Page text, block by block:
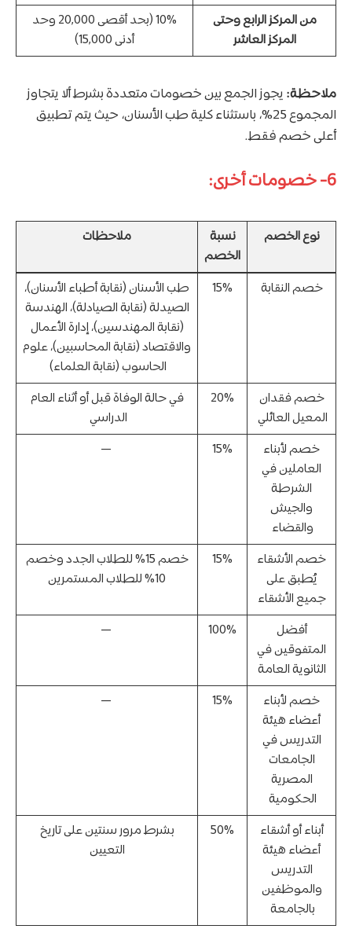
من المركز الرابع وحتى
المركز العاشر
10% (بحد أقصى 20,000 وحد
أدنى 15,000)
ملاحظة: يجوز الجمع بين خصومات متعددة بشرط ألا يتجاوز
المجموع 25%، باستثناء كلية طب الأسنان، حيث يتم تطبيق
أعلى خصم فقط.
6- خصومات أخرى:
نوع الخصم
نسبة
الخصم
ملاحظات
خصم النقابة 15%
طب الأسنان (نقابة أطباء الأسنان)،
الصيدلة (نقابة الصيادلة)، الهندسة
(نقابة المهندسين)، إدارة الأعمال
والاقتصاد (نقابة المحاسبين)، علوم
الحاسوب (نقابة العلماء)
خصم فقدان
المعيل العائلي
20%
في حالة الوفاة قبل أو أثناء العام
الدراسي
خصم لأبناء
العاملين في
الشرطة
والجيش
والقضاء
15%
—
خصم الأشقاء
يُطبق على
جميع الأشقاء
15%
خصم 15% للطلاب الجدد وخصم
10% للطلاب المستمرين
أفضل
المتفوقين في
الثانوية العامة
100%
—
خصم لأبناء
أعضاء هيئة
التدريس في
الجامعات
المصرية
الحكومية
15%
—
أبناء أو أشقاء
أعضاء هيئة
التدريس
والموظفين
بالجامعة
50%
بشرط مرور سنتين على تاريخ
التعيين